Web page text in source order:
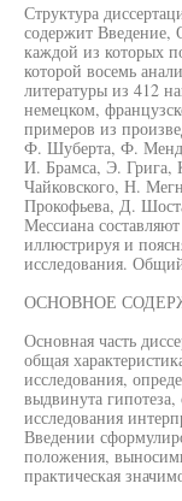
Структура
содержит Введение,
каждой из которых
которой восемь
литературы из 412
немецком,
примеров из
Ф. Шуберта, Ф.
И. Брамса, Э.
Чайковского, Н.
Прокофьева, Д.
Мессиана
иллюстрируя и
исследования.
ОСНОВНОЕ
Основная часть
общая
исследования,
выдвинута
исследования
Введении
положения,
практическая